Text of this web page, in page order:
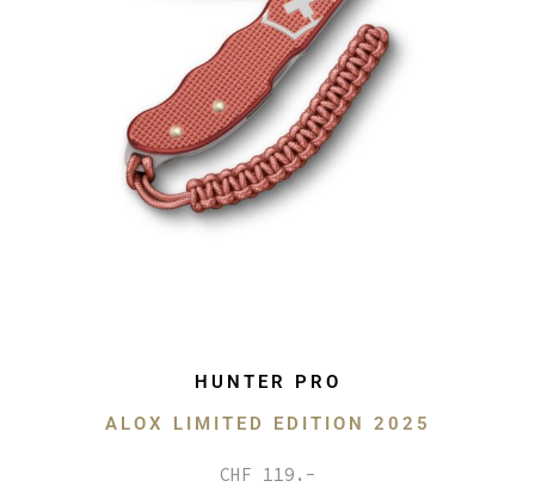
HUNTER PRO
ALOX LIMITED EDITION 2025
CHF 119.-